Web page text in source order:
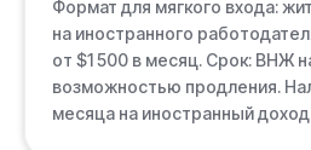
Формат для мягкого входа:
на иностранного
от $1 500 в месяц. Срок: ВНЖ
возможностью продления.
месяца на иностранный